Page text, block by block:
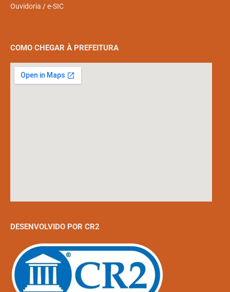
Ouvidoria /e-SIC
COMO CHEGAR À PREFEITURA
DESENVOLVIDO POR CR2